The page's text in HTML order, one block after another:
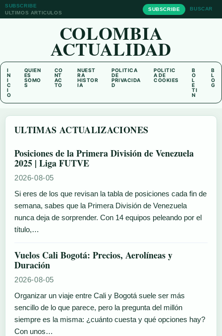
SUBSCRIBE
ULTIMOS ARTICULOS
SUBSCRIBE BUSCAR
COLOMBIA
ACTUALIDAD
I
N
I
C
I
O
QUIEN
ES
SOMO
S
CO
NT
AC
TO
NUEST
RA
HISTOR
IA
POLITICA
DE
PRIVACIDA
D
POLITIC
A DE
COOKIES
B
O
L
E
TI
N
B
L
O
G
ULTIMAS ACTUALIZACIONES
Posiciones de la Primera División de Venezuela
2025 | Liga FUTVE
2026-08-05
Si eres de los que revisan la tabla de posiciones cada fin de
semana, sabes que la Primera División de Venezuela
nunca deja de sorprender. Con 14 equipos peleando por el
título,…
Vuelos Cali Bogotá: Precios, Aerolíneas y
Duración
2026-08-05
Organizar un viaje entre Cali y Bogotá suele ser más
sencillo de lo que parece, pero la pregunta del millón
siempre es la misma: ¿cuánto cuesta y qué opciones hay?
Con unos…